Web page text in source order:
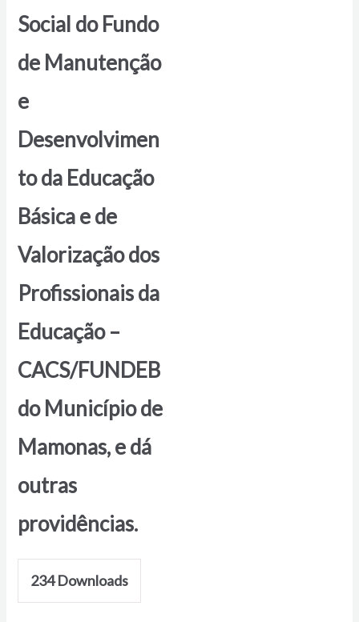
Social do Fundo
de Manutenção
e
Desenvolvimen
to da Educação
Básica e de
Valorização dos
Profissionais da
Educação –
CACS/FUNDEB
do Município de
Mamonas, e dá
outras
providências.
234Downloads